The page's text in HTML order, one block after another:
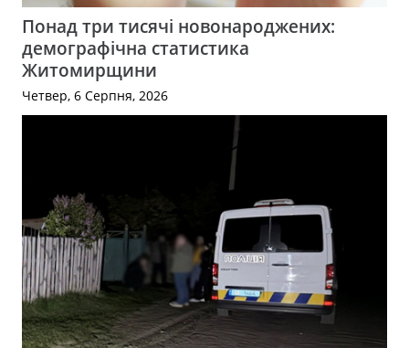
Понад три тисячі новонароджених:
демографічна статистика
Житомирщини
Четвер, 6 Серпня, 2026